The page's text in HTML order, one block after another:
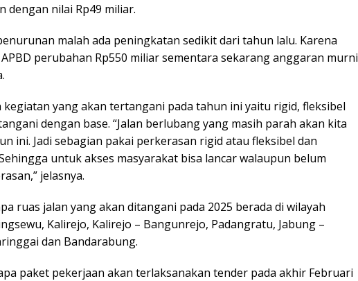
dengan nilai Rp49 miliar.
malah ada peningkatan sedikit dari tahun lalu. Karena
perubahan Rp550 miliar sementara sekarang anggaran murni
kegiatan yang akan tertangani pada tahun ini yaitu rigid, fleksibel
dengan base. “Jalan berlubang yang masih parah akan kita
ini. Jadi sebagian pakai perkerasan rigid atau fleksibel dan
untuk akses masyarakat bisa lancar walaupun belum
jelasnya.
ruas jalan yang akan ditangani pada 2025 berada di wilayah
Kalirejo, Kalirejo – Bangunrejo, Padangratu, Jabung –
dan Bandarabung.
paket pekerjaan akan terlaksanakan tender pada akhir Februari